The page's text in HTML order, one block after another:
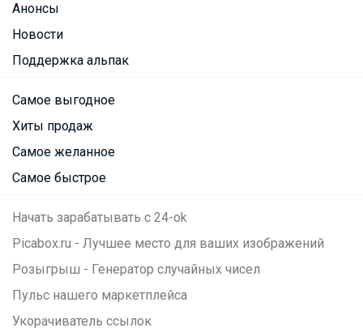
Анонсы
Новости
Поддержка альпак
Самое выгодное
Хиты продаж
Самое желанное
Самое быстрое
Начать зарабатывать с 24-ok
Picabox.ru - Лучшее место для ваших изображений
Розыгрыш - Генератор случайных чисел
Пульс нашего маркетплейса
Укорачиватель ссылок